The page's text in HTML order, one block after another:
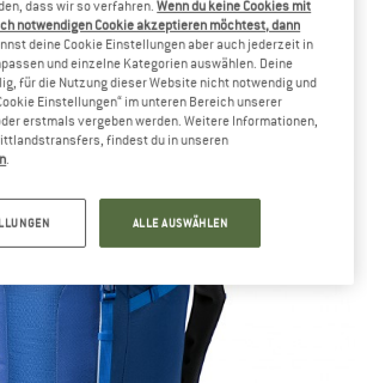
dass wir so verfahren.Wenn du keine Cookies mit
notwendigen Cookie akzeptieren möchtest, dann
deine Cookie Einstellungen aber auch jederzeit in
und einzelne Kategorien auswählen. Deine
für die Nutzung dieser Website nicht notwendig und
Einstellungen“ im unteren Bereich unserer
erstmals vergeben werden. Weitere Informationen,
findest du in unseren
ALLE AUSWÄHLEN